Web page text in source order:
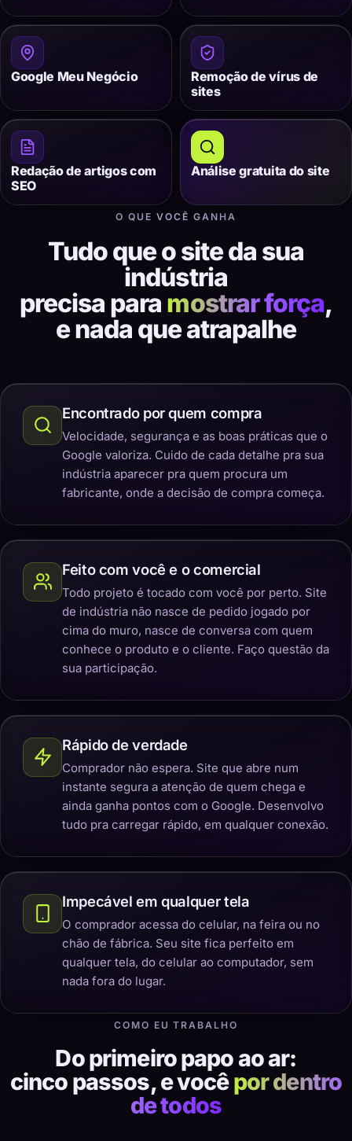
Google Meu Negócio
Remoção de vírus de
sites
Redação de artigos com
SEO
Análise gratuita do site
O QUE VOCÊ GANHA
Tudo que o site da sua
indústria
precisa para mostrar força,
e nada que atrapalhe
Encontrado por quem compra
Velocidade, segurança e as boas práticas que o
Google valoriza. Cuido de cada detalhe pra sua
indústria aparecer pra quem procura um
fabricante, onde a decisão de compra começa.
Feito com você e o comercial
Todo projeto é tocado com você por perto. Site
de indústria não nasce de pedido jogado por
cima do muro, nasce de conversa com quem
conhece o produto e o cliente. Faço questão da
sua participação.
Rápido de verdade
Comprador não espera. Site que abre num
instante segura a atenção de quem chega e
ainda ganha pontos com o Google. Desenvolvo
tudo pra carregar rápido, em qualquer conexão.
Impecável em qualquer tela
O comprador acessa do celular, na feira ou no
chão de fábrica. Seu site fica perfeito em
qualquer tela, do celular ao computador, sem
nada fora do lugar.
COMO EU TRABALHO
Do primeiro papo ao ar:
cinco passos, e vocêpor dentro
de todos